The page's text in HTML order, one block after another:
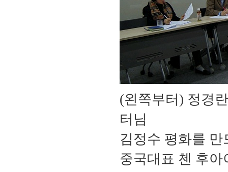
(왼쪽부터) 정경
터님
김정수 평화를
중국대표 첸 후